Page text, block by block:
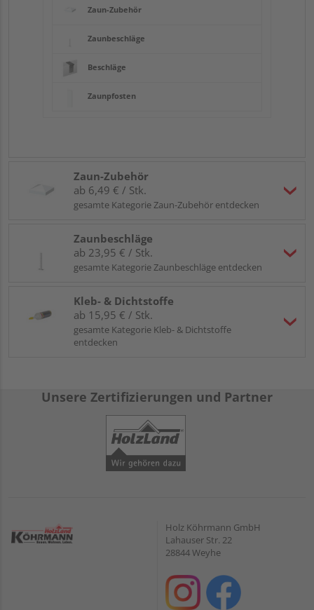
Zaun-Zubehör
Zaunbeschläge
Beschläge
Zaunpfosten
Zaun-Zubehör
ab 6,49 € / Stk.
gesamte Kategorie Zaun-Zubehör entdecken
Zaunbeschläge
ab 23,95 € / Stk.
gesamte Kategorie Zaunbeschläge entdecken
Kleb- & Dichtstoffe
ab 15,95 € / Stk.
gesamte Kategorie Kleb- & Dichtstoffe
entdecken
Unsere Zertifizierungen und Partner
Holz Köhrmann GmbH
Lahauser Str. 22
28844 Weyhe